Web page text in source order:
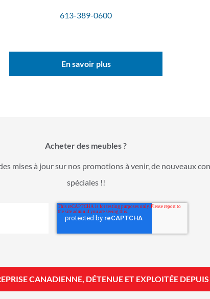
613-389-0600
En savoir plus
Acheter des meubles ?
mises à jour sur nos promotions à venir, de nouveaux
spéciales !!
CANADIENNE, DÉTENUE ET EXPLOITÉE